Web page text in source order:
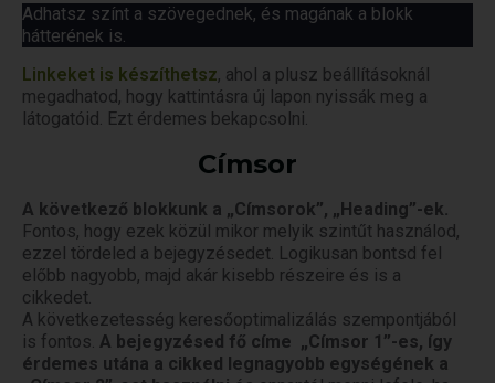
Adhatsz színt a szövegednek, és magának a blokk
hátterének is.
Linkeket is készíthetsz, ahol a plusz beállításoknál
megadhatod, hogy kattintásra új lapon nyissák meg a
látogatóid. Ezt érdemes bekapcsolni.
Címsor
A következő blokkunk a „Címsorok”, „Heading”-ek.
Fontos, hogy ezek közül mikor melyik szintűt használod,
ezzel tördeled a bejegyzésedet. Logikusan bontsd fel
előbb nagyobb, majd akár kisebb részeire és is a
cikkedet.
A következetesség keresőoptimalizálás szempontjából
is fontos. A bejegyzésed fő címe „Címsor 1”-es, így
érdemes utána a cikked legnagyobb egységének a